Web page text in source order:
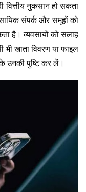
वित्तीय नुकसान हो सकता
संपर्क और समूहों को
है। व्यवसायों को सलाह
भी खाता विवरण या फाइल
उनकी पुष्टि कर लें।